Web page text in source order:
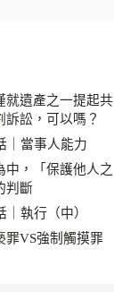
就遺產之一提起共
訴訟，可以嗎？
｜當事人能力
中，「保護他人之
判斷
｜執行（中）
罪VS強制觸摸罪